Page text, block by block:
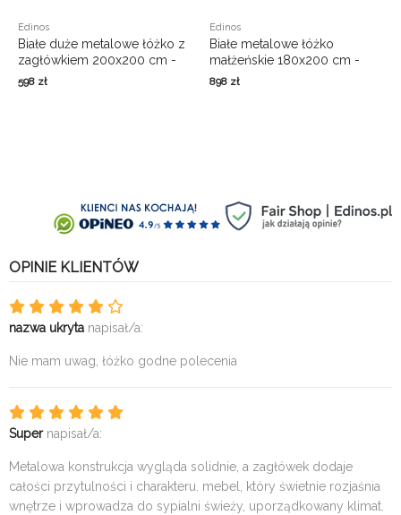
Edinos
Białe duże metalowe łóżko z
zagłówkiem 200x200 cm -
Serafi
598 zł
Edinos
Białe metalowe łóżko
małżeńskie 180x200 cm -
Serafi
898 zł
OPINIE KLIENTÓW
nazwa ukryta napisał/a:
Nie mam uwag, łóżko godne polecenia
Supernapisał/a:
Metalowa konstrukcja wygląda solidnie, a zagłówek dodaje
całości przytulności i charakteru. mebel, który świetnie rozjaśnia
wnętrze i wprowadza do sypialni świeży, uporządkowany klimat.